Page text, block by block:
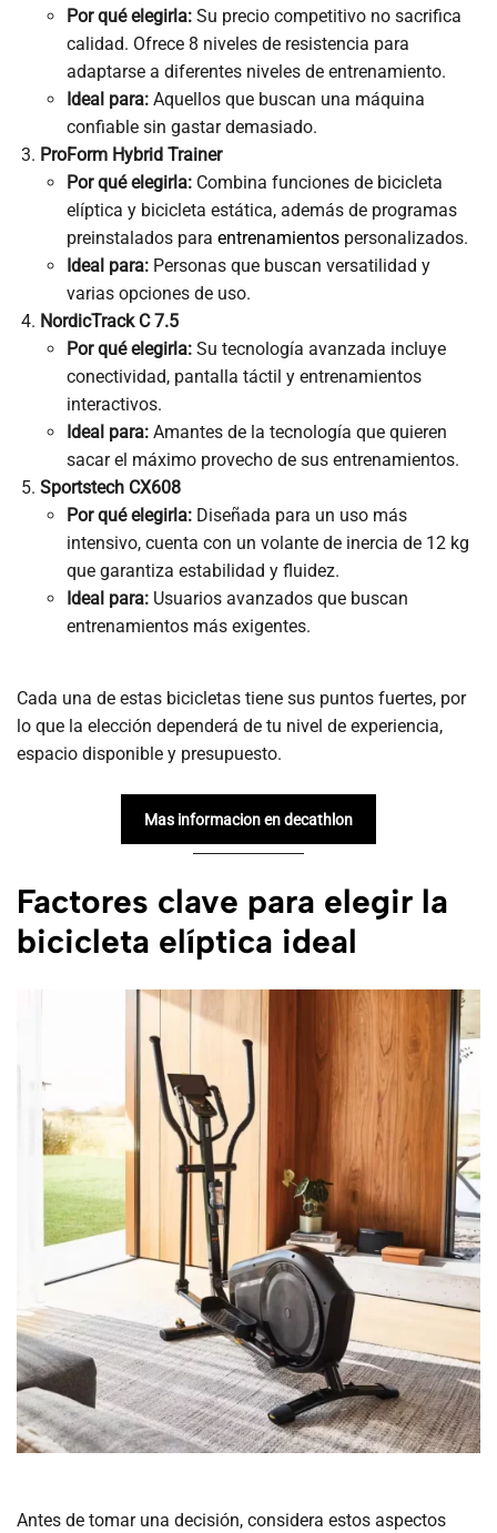
Por qué elegirla:Su precio competitivo no sacrifica
calidad. Ofrece 8 niveles de resistencia para
adaptarse a diferentes niveles de entrenamiento.
Ideal para:Aquellos que buscan una máquina
confiable sin gastar demasiado.
ProForm Hybrid Trainer
Por qué elegirla:Combina funciones de bicicleta
elíptica y bicicleta estática, además de programas
preinstalados para entrenamientospersonalizados.
Ideal para:Personas que buscan versatilidad y
varias opciones de uso.
NordicTrack C 7.5
Por qué elegirla:Su tecnología avanzada incluye
conectividad, pantalla táctil y entrenamientos
interactivos.
Ideal para:Amantes de la tecnología que quieren
sacar el máximo provecho de sus entrenamientos.
Sportstech CX608
Por qué elegirla:Diseñada para un uso más
intensivo, cuenta con un volante de inercia de 12 kg
que garantiza estabilidad y fluidez.
Ideal para:Usuarios avanzados que buscan
entrenamientos más exigentes.
Cada una de estas bicicletas tiene sus puntos fuertes, por
lo que la elección dependerá de tu nivel de experiencia,
espacio disponible y presupuesto.
Mas informacion en decathlon
Factores clave para elegir la
bicicleta elíptica ideal
Antes de tomar una decisión, considera estos aspectos